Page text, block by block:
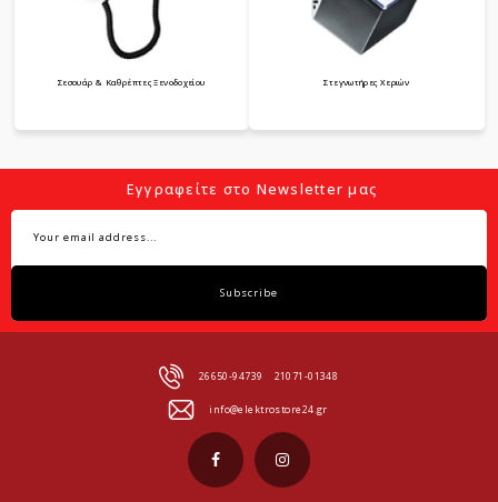
Σεσουάρ & Καθρέπτες Ξενοδοχείου Στεγνωτήρες Χεριών
Εγγραφείτε στο Newsletter μας
Subscribe
26650-94739 21071-01348
info@elektrostore24.gr